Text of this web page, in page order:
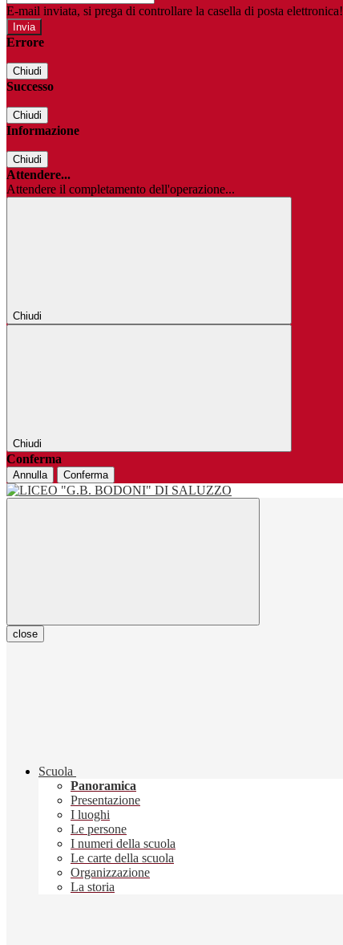
E-mail inviata, si prega di controllare la casella di posta elettronica!
Errore
Chiudi
Successo
Chiudi
Informazione
Chiudi
Attendere...
Attendere il completamento dell'operazione...
Chiudi
Chiudi
Conferma
Annulla Conferma
close
Scuola
Panoramica
Presentazione
I luoghi
Le persone
I numeri della scuola
Le carte della scuola
Organizzazione
La storia